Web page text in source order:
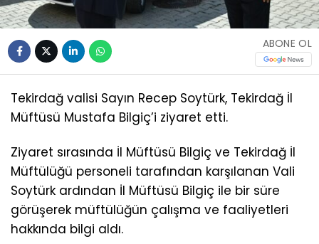
ABONE OL
Tekirdağ valisi Sayın Recep Soytürk, Tekirdağ İl
Müftüsü Mustafa Bilgiç’i ziyaret etti.
Ziyaret sırasında İl Müftüsü Bilgiç ve Tekirdağ İl
Müftülüğü personeli tarafından karşılanan Vali
Soytürk ardından İl Müftüsü Bilgiç ile bir süre
görüşerek müftülüğün çalışma ve faaliyetleri
hakkında bilgi aldı.